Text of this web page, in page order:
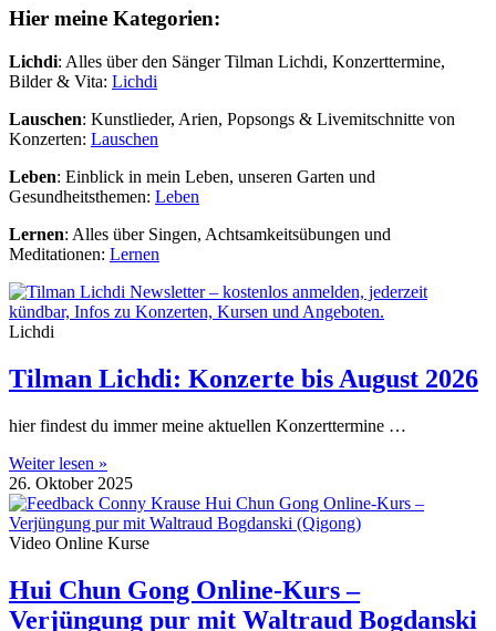
Hier meine Kategorien:
Lichdi: Alles über den Sänger Tilman Lichdi, Konzerttermine,
Bilder & Vita: Lichdi
Lauschen: Kunstlieder, Arien, Popsongs & Livemitschnitte von
Konzerten: Lauschen
Leben: Einblick in mein Leben, unseren Garten und
Gesundheitsthemen: Leben
Lernen: Alles über Singen, Achtsamkeitsübungen und
Meditationen: Lernen
Lichdi
Tilman Lichdi: Konzerte bis August 2026
hier findest du immer meine aktuellen Konzerttermine …
Weiter lesen »
26. Oktober 2025
Video Online Kurse
Hui Chun Gong Online-Kurs –
Verjüngung pur mit Waltraud Bogdanski